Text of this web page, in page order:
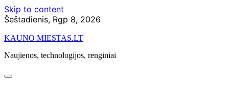
Skip to content
Šeštadienis, Rgp 8, 2026
KAUNO MIESTAS.LT
Naujienos, technologijos, renginiai